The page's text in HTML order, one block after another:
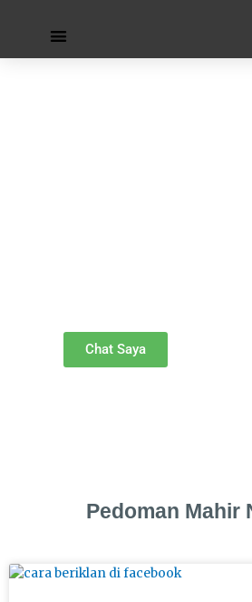
Chat Saya
Pedoman Mahir